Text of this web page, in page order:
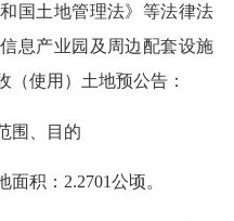
国土地管理法》等法律法
息产业园及周边配套设施
使用）土地预公告：
围、目的
积：2.2701公顷。